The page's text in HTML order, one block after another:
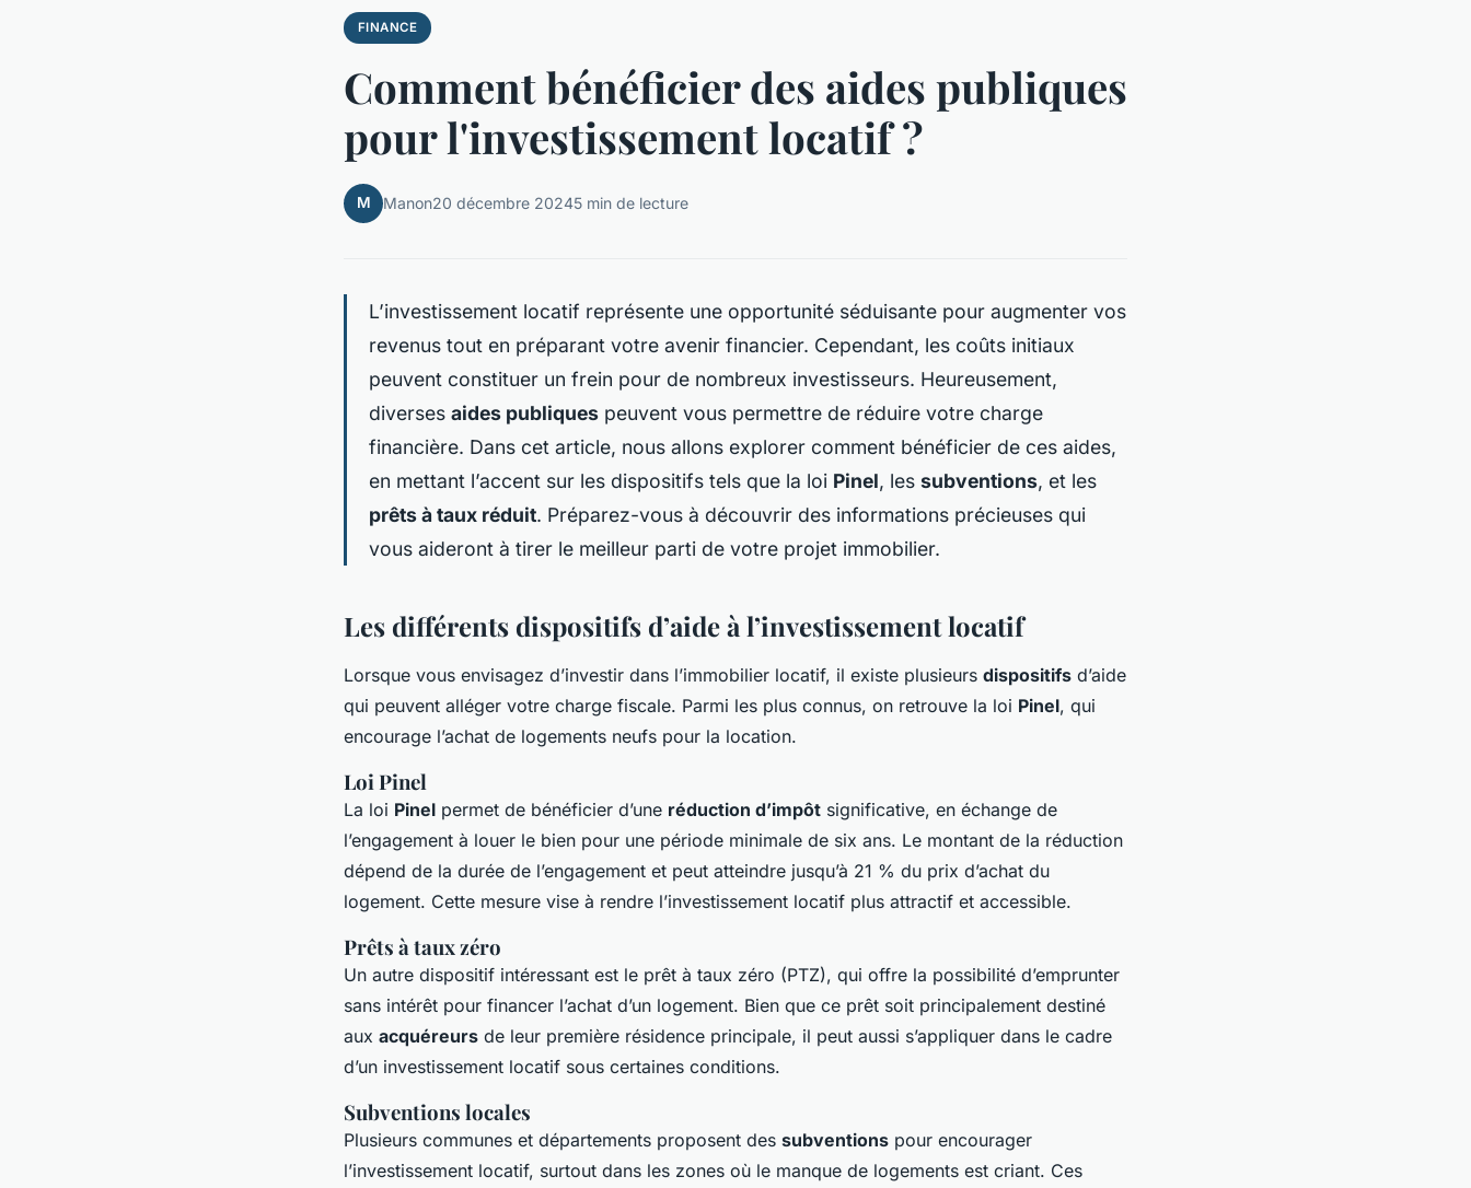
FINANCE
Comment bénéficier des aides publiques
pour l'investissement locatif ?
M Manon20 décembre 20245 min de lecture
L’investissement locatif représente une opportunité séduisante pour augmenter vos
revenus tout en préparant votre avenir financier. Cependant, les coûts initiaux
peuvent constituer un frein pour de nombreux investisseurs. Heureusement,
diverses aides publiques peuvent vous permettre de réduire votre charge
financière. Dans cet article, nous allons explorer comment bénéficier de ces aides,
en mettant l’accent sur les dispositifs tels que la loi Pinel, les subventions, et les
prêts à taux réduit. Préparez-vous à découvrir des informations précieuses qui
vous aideront à tirer le meilleur parti de votre projet immobilier.
Les différents dispositifs d’aide à l’investissement locatif
Lorsque vous envisagez d’investir dans l’immobilier locatif, il existe plusieurs dispositifs d’aide
qui peuvent alléger votre charge fiscale. Parmi les plus connus, on retrouve la loi Pinel, qui
encourage l’achat de logements neufs pour la location.
Loi Pinel
La loi Pinel permet de bénéficier d’une réduction d’impôt significative, en échange de
l’engagement à louer le bien pour une période minimale de six ans. Le montant de la réduction
dépend de la durée de l’engagement et peut atteindre jusqu’à 21 % du prix d’achat du
logement. Cette mesure vise à rendre l’investissement locatif plus attractif et accessible.
Prêts à taux zéro
Un autre dispositif intéressant est le prêt à taux zéro (PTZ), qui offre la possibilité d’emprunter
sans intérêt pour financer l’achat d’un logement. Bien que ce prêt soit principalement destiné
aux acquéreurs de leur première résidence principale, il peut aussi s’appliquer dans le cadre
d’un investissement locatif sous certaines conditions.
Subventions locales
Plusieurs communes et départements proposent des subventions pour encourager
l’investissement locatif, surtout dans les zones où le manque de logements est criant. Ces